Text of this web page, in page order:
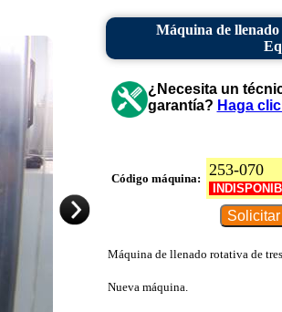
Máquina de
¿Necesita un
garantía? Haga
Código máquina: 253-070
Máquina de llenado rotativa de
Nueva máquina.